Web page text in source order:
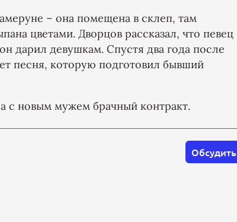
– она помещена в склеп, там
цветами. Дворцов рассказал, что певец
дарил девушкам. Спустя два года после
песня, которую подготовил бывший
с новым мужем брачный контракт.
Обсудить